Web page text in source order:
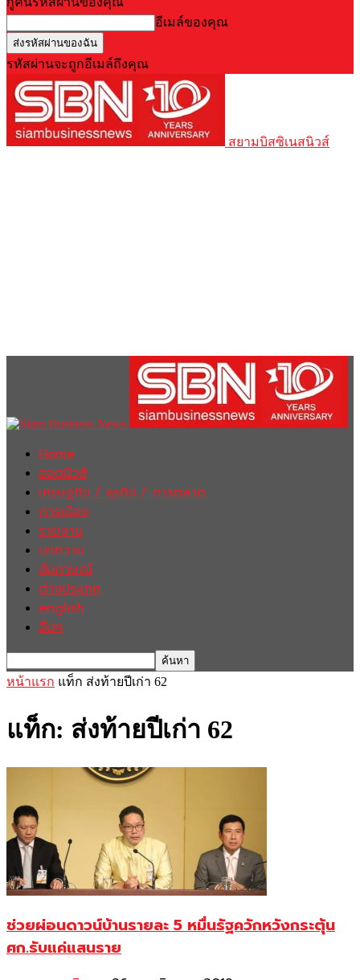
อีเมล์ของคุณ
รหัสผ่านจะถูกอีเมล์ถึงคุณ
สยามบิสซิเนสนิวส์
Home
ฮอตนิวส์
เศรษฐกิจ / ธุรกิจ / การตลาด
การเมือง
รายงาน
บทความ
สัมภาษณ์
ต่างประเทศ
english
อื่นๆ
หน้าแรก แท็ก ส่งท้ายปีเก่า 62
แท็ก: ส่งท้ายปีเก่า 62
ช่วยผ่อนดาวน์บ้านรายละ 5 หมื่นรัฐควักหวังกระตุ้น
ศก.รับแค่แสนราย